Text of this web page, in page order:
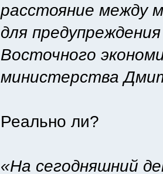
расстояние между
для
Восточного
министерства
Реально ли?
«На сегодняшний